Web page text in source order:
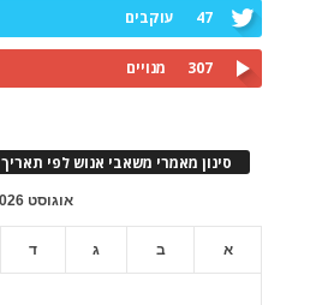
47 עוקבים
307 מנויים
סינון מאמרי משאבי אנוש לפי תאריך
אוגוסט 2026
א ב ג ד